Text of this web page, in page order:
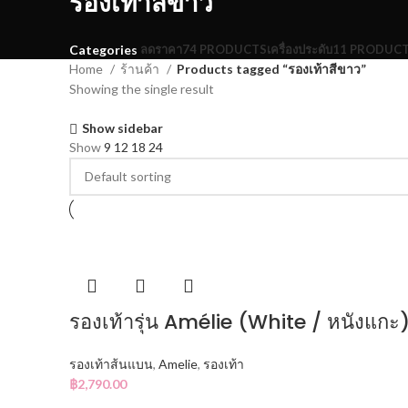
Categories ลดราคา74 PRODUCTSเครื่องประดับ11
Home ร้านค้า
Products tagged “รองเท้าสีขาว”
Showing the single result
Show sidebar
Show9 12 18 24
รองเท้ารุ่น Amélie (White / หนังแกะ)
รองเท้าส้นแบน, Amelie, รองเท้า
฿2,790.00